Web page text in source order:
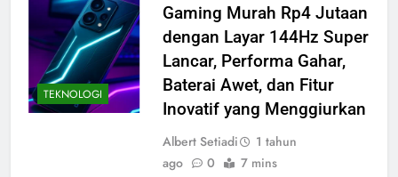
TEKNOLOGI
Gaming Murah Rp4 Jutaan
dengan Layar 144Hz Super
Lancar, Performa Gahar,
Baterai Awet, dan Fitur
Inovatif yang Menggiurkan
Albert Setiadi
1 tahun
ago
0 7 mins